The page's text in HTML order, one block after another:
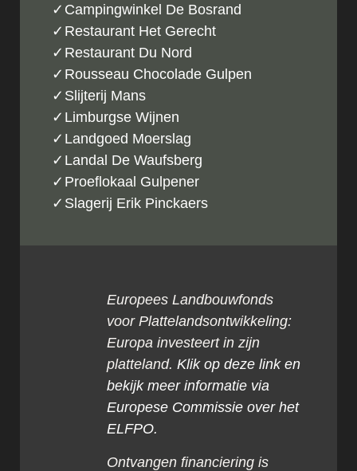
Campingwinkel De Bosrand
Restaurant Het Gerecht
Restaurant Du Nord
Rousseau Chocolade Gulpen
Slijterij Mans
Limburgse Wijnen
Landgoed Moerslag
Landal De Waufsberg
Proeflokaal Gulpener
Slagerij Erik Pinckaers
Europees Landbouwfonds
voor Plattelandsontwikkeling:
Europa investeert in zijn
platteland. Klik op deze link en
bekijk meer informatie via
Europese Commissie over het
ELFPO.
Ontvangen financiering is